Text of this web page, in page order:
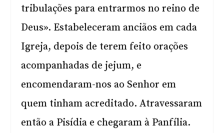
tribulações para entrarmos no reino de
Deus». Estabeleceram anciãos em cada
Igreja, depois de terem feito orações
acompanhadas de jejum, e
encomendaram-nos ao Senhor em
quem tinham acreditado. Atravessaram
então a Pisídia e chegaram à Panfília.